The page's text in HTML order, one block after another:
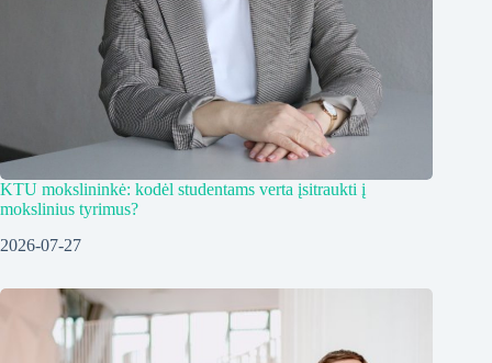
KTU mokslininkė: kodėl studentams verta įsitraukti į
mokslinius tyrimus?
2026-07-27